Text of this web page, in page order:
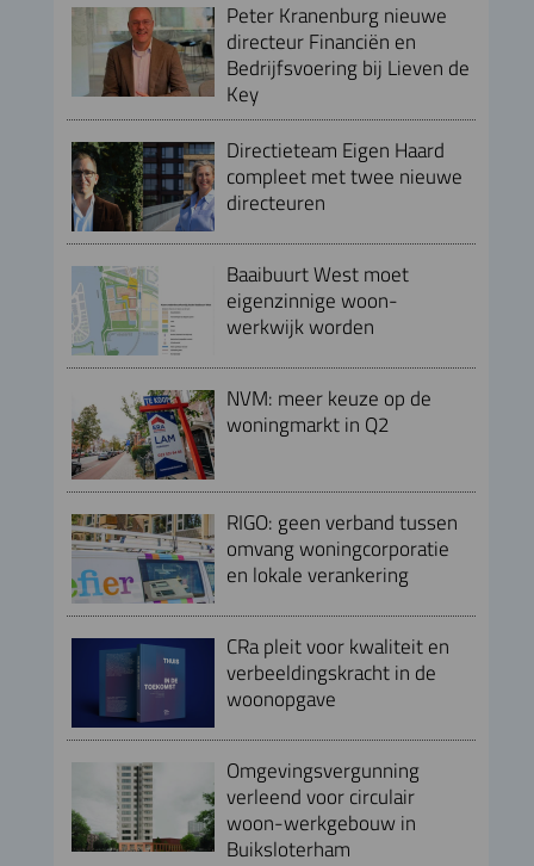
Peter Kranenburg nieuwe
directeur Financiën en
Bedrijfsvoering bij Lieven de
Key
Directieteam Eigen Haard
compleet met twee nieuwe
directeuren
Baaibuurt West moet
eigenzinnige woon-
werkwijk worden
NVM: meer keuze op de
woningmarkt in Q2
RIGO: geen verband tussen
omvang woningcorporatie
en lokale verankering
CRa pleit voor kwaliteit en
verbeeldingskracht in de
woonopgave
Omgevingsvergunning
verleend voor circulair
woon-werkgebouw in
Buiksloterham